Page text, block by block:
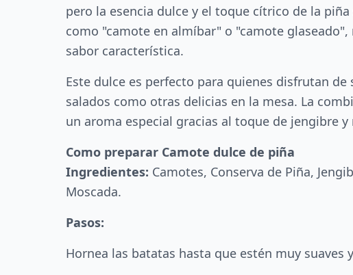
pero la esencia dulce y el toque cítrico de la
como "camote en almíbar" o "camote
sabor característica.
Este dulce es perfecto para quienes disfrutan
salados como otras delicias en la mesa. La
un aroma especial gracias al toque de jengibre y
Como preparar Camote dulce de piña
Ingredientes: Camotes, Conserva de Piña,
Moscada.
Pasos:
Hornea las batatas hasta que estén muy suaves